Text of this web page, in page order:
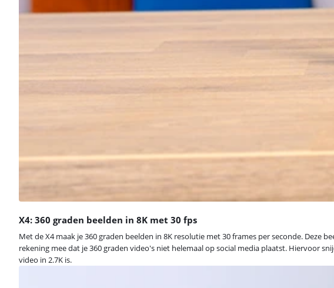
X4: 360 graden beelden in 8K met 30 fps
Met de X4 maak je 360 graden beelden in 8K resolutie met 30 frames per seconde. Deze
rekening mee dat je 360 graden video's niet helemaal op social media plaatst. Hiervoor
video in 2.7K is.